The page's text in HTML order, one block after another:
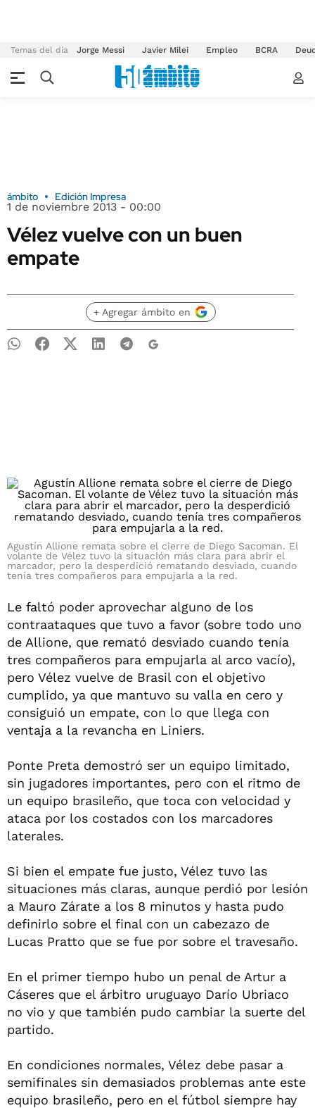
Temas del día Jorge Messi Javier Milei Empleo BCRA
ámbito Edición Impresa
1 de noviembre 2013 - 00:00
Vélez vuelve con un buen
empate
+ Agregar ámbito en
Agustín Allione remata sobre el cierre de Diego Sacoman. El
volante de Vélez tuvo la situación más clara para abrir el
marcador, pero la desperdició rematando desviado, cuando
tenía tres compañeros para empujarla a la red.
Le faltó poder aprovechar alguno de los
contraataques que tuvo a favor (sobre todo uno
de Allione, que remató desviado cuando tenía
tres compañeros para empujarla al arco vacío),
pero Vélez vuelve de Brasil con el objetivo
cumplido, ya que mantuvo su valla en cero y
consiguió un empate, con lo que llega con
ventaja a la revancha en Liniers.
Ponte Preta demostró ser un equipo limitado,
sin jugadores importantes, pero con el ritmo de
un equipo brasileño, que toca con velocidad y
ataca por los costados con los marcadores
laterales.
Si bien el empate fue justo, Vélez tuvo las
situaciones más claras, aunque perdió por lesión
a Mauro Zárate a los 8 minutos y hasta pudo
definirlo sobre el final con un cabezazo de
Lucas Pratto que se fue por sobre el travesaño.
En el primer tiempo hubo un penal de Artur a
Cáseres que el árbitro uruguayo Darío Ubriaco
no vio y que también pudo cambiar la suerte del
partido.
En condiciones normales, Vélez debe pasar a
semifinales sin demasiados problemas ante este
equipo brasileño, pero en el fútbol siempre hay